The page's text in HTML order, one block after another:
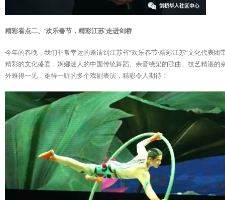
精彩看点二、‘欢乐春节，精彩江苏’走进剑桥
今年的春晚，我们非常幸运的邀请到江苏省“欢乐春节·精彩江苏”文化代表
精彩的文化盛宴，婀娜迷人的中国传统舞蹈、余音绕梁的歌曲、技艺精湛
外难得一见，难得一听的多个戏剧表演，精彩令人期待！